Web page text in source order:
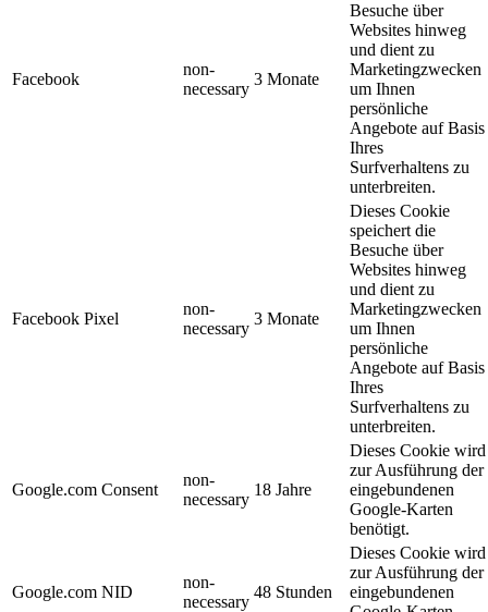
Facebook
non-
necessary
3 Monate
Besuche über
Websites hinweg
und dient zu
Marketingzwecken
um Ihnen
persönliche
Angebote auf Basis
Ihres
Surfverhaltens zu
unterbreiten.
Facebook Pixel
non-
necessary
3 Monate
Dieses Cookie
speichert die
Besuche über
Websites hinweg
und dient zu
Marketingzwecken
um Ihnen
persönliche
Angebote auf Basis
Ihres
Surfverhaltens zu
unterbreiten.
Google.com Consent
non-
necessary
18 Jahre
Dieses Cookie wird
zur Ausführung der
eingebundenen
Google-Karten
benötigt.
Google.com NID
non-
necessary
48 Stunden
Dieses Cookie wird
zur Ausführung der
eingebundenen